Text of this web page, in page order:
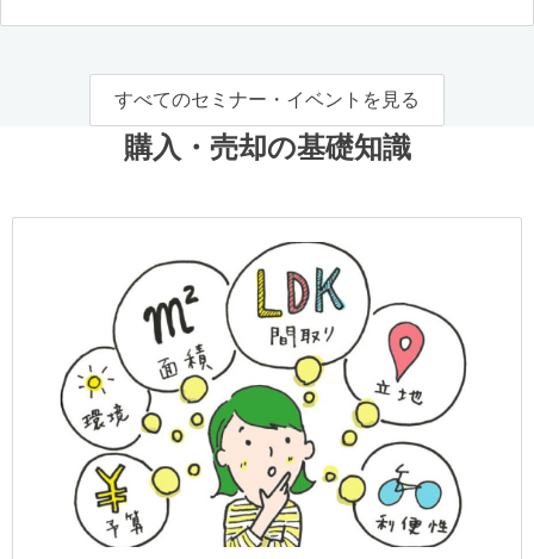
すべてのセミナー・イベントを見る
購入・売却の基礎知識